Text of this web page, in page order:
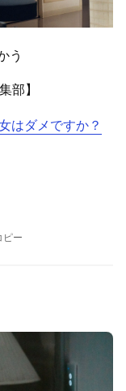
う
部】
はダメですか？
ピー